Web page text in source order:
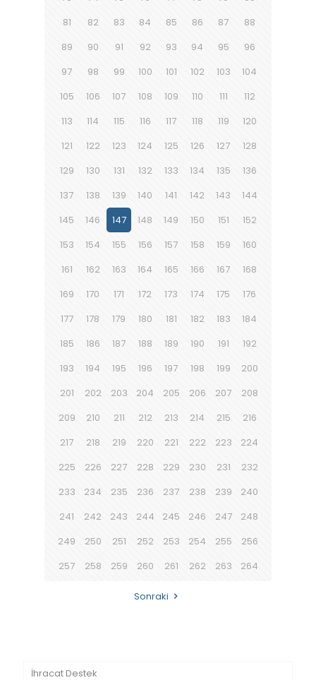
81
82 83 84 85 86 87
88
89
90 91 92 93 94 95
96
97
98 99 100 101 102 103
104
105
106 107 108 109 110 111
112
113
114 115 116 117 118 119
120
121
122 123 124 125 126 127
128
129
130 131 132 133 134 135
136
137
138 139 140 141 142 143
144
145
146 147 148 149 150 151
152
153
154 155 156 157 158 159
160
161
162 163 164 165 166 167
168
169
170 171 172 173 174 175
176
177
178 179 180 181 182 183
184
185
186 187 188 189 190 191
192
193
194 195 196 197 198 199
200
201
202 203 204 205 206 207
208
209
210 211 212 213 214 215
216
217
218 219 220 221 222 223
224
225
226 227 228 229 230 231
232
233
234 235 236 237 238 239
240
241
242 243 244 245 246 247
248
249
250 251 252 253 254 255
256
257
258 259 260 261 262 263 264
Sonraki
İhracat Destek